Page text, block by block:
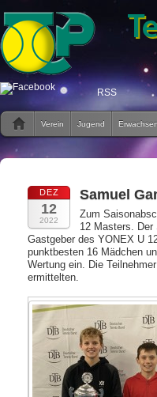
RSS
Verein Jugend
DEZ
12
2022
Samuel
Zum
12 Masters. Der
Gastgeber des YONEX U
punktbesten 16 Mädchen
Wertung ein. Die
ermittelten.